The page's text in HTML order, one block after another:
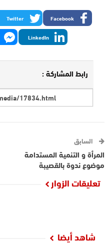
Facebook
Twitter
LinkedIn
رابط المشاركة :
السابق
المرأة و التنمية المستدامة
موضوع ندوة بالقصيبة
تعليقات الزوار
شاهد أيضا